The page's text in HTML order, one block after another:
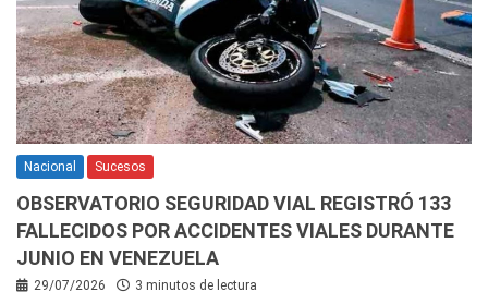
Nacional Sucesos
OBSERVATORIO SEGURIDAD VIAL REGISTRÓ 133
FALLECIDOS POR ACCIDENTES VIALES DURANTE
JUNIO EN VENEZUELA
29/07/2026 3 minutos de lectura